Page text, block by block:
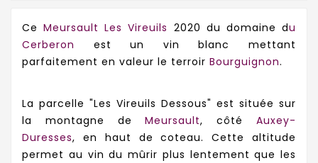
CeMeursault Les Vireuils 2020 du domaine du
Cerberon est un vin blanc mettant
parfaitement en valeur le terroir Bourguignon.
La parcelle "Les Vireuils Dessous" est située sur
la montagne deMeursault, côtéAuxey-
Duresses, en haut de coteau. Cette altitude
permet au vin du mûrir plus lentement que les